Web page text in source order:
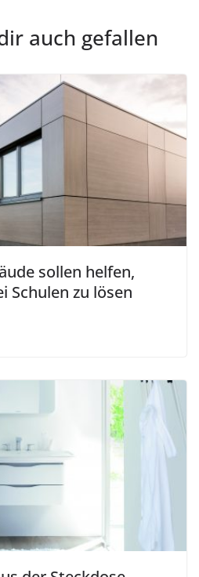
auch gefallen
sollen helfen,
Schulen zu lösen